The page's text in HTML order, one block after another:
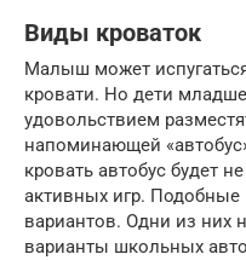
Виды кроваток
Малыш может
кровати. Но дети
удовольствием
напоминающей
кровать автобус будет
активных игр.
вариантов. Одни из них
варианты школьных